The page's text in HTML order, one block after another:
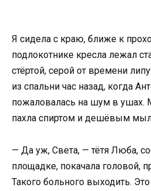
Я сидела с краю, ближе к
подлокотнике кресла лежал
стёртой, серой от времени
из спальни час назад, когда
пожаловалась на шум в ушах.
пахла спиртом и дешёвым
— Да уж, Света, — тётя Люба,
площадке, покачала головой,
Такого больного выходить.